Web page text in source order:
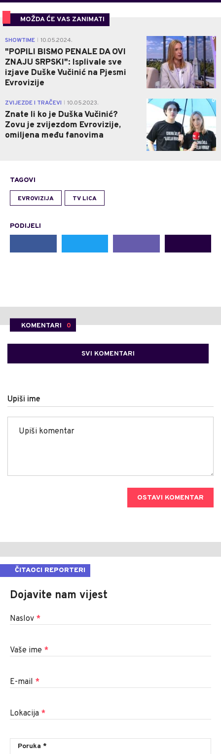
MOŽDA ĆE VAS ZANIMATI
SHOWTIME 10.05.2024.
"POPILI BISMO PENALE DA OVI
ZNAJU SRPSKI": Isplivale sve
izjave Duške Vučinić na Pjesmi
Evrovizije
0
ZVIJEZDE I TRAČEVI 10.05.2023.
Znate li ko je Duška Vučinić?
Zovu je zvijezdom Evrovizije,
omiljena među fanovima
0
TAGOVI
EVROVIZIJA TV LICA
PODIJELI
KOMENTARI 0
SVI KOMENTARI
Upiši ime
OSTAVI KOMENTAR
ČITAOCI REPORTERI
Dojavite nam vijest
Naslov *
Vaše ime *
E-mail *
Lokacija *